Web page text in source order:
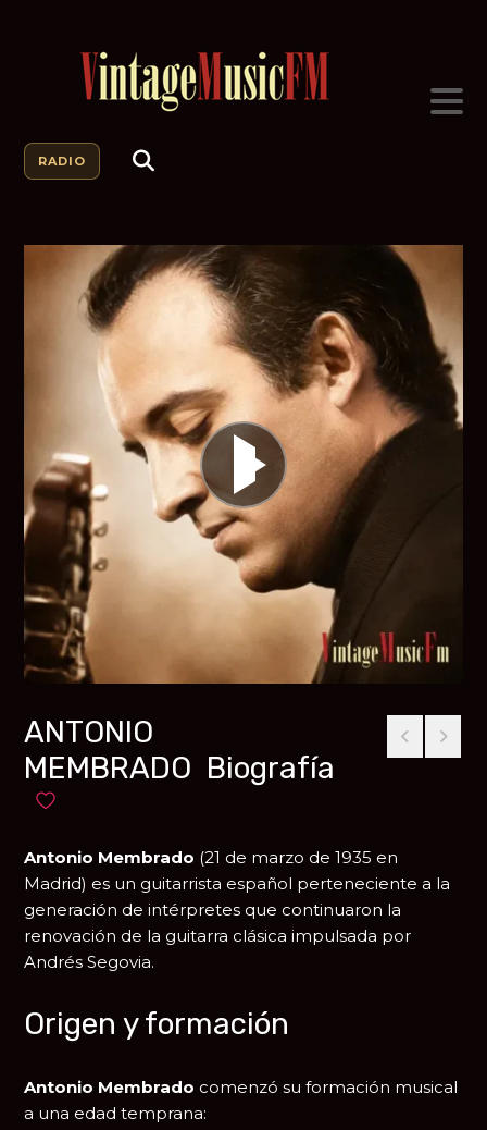
RADIO
ANTONIO
MEMBRADO Biografía
Añadir a favoritos
Antonio Membrado (21 de marzo de 1935 en
Madrid) es un guitarrista español perteneciente a la
generación de intérpretes que continuaron la
renovación de la guitarra clásica impulsada por
Andrés Segovia.
Origen y formación
Antonio Membrado comenzó su formación musical
a una edad temprana: